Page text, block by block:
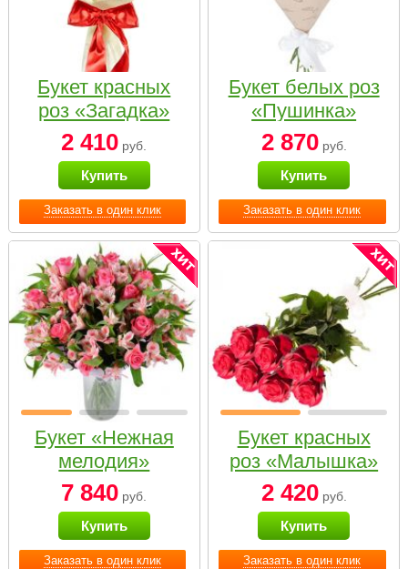
Заказать в один клик
Букет красных
роз «Загадка»
2 410 руб.
Купить
Заказать в один клик
Букет белых роз
«Пушинка»
2 870руб.
Купить
Заказать в один клик
Букет «Нежная
мелодия»
7 840 руб.
Купить
Заказать в один клик
Букет красных
роз «Малышка»
2 420руб.
Купить